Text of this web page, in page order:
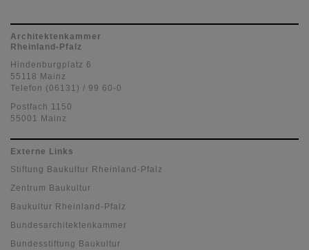
Architektenkammer
Rheinland-Pfalz
Hindenburgplatz 6
55118 Mainz
Telefon (06131) / 99 60-0
Postfach 1150
55001 Mainz
Externe Links
Stiftung Baukultur Rheinland-Pfalz
Zentrum Baukultur
Baukultur Rheinland-Pfalz
Bundesarchitektenkammer
Bundesstiftung Baukultur